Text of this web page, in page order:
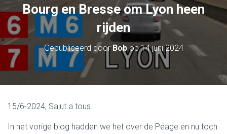
N
Bourg en Bresse om Lyon heen
rijden
Gepubliceerd door Bobop14 juni 2024
15/6-2024, Salut a tous.
In het vorige blog hadden we het over de Péage en nu toch